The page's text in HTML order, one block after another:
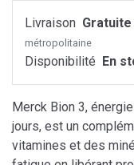
Livraison
métropolitaine
Disponibilité En
Merck Bion 3,
jours, est un
vitamines et des